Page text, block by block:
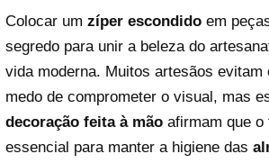
Colocar um zíper escondido em
segredo para unir a beleza do
vida moderna. Muitos artesãos evitam
medo de comprometer o visual, mas
decoração feita à mão afirmam que
essencial para manter a higiene das